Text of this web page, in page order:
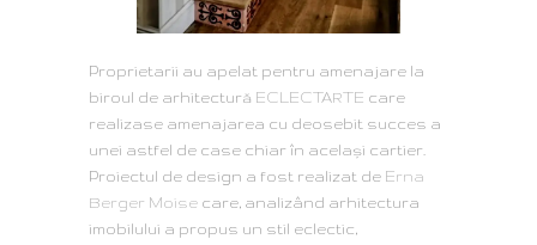
Proprietarii au apelat pentru amenajare la
biroul de arhitectură ECLECTARTE care
realizase amenajarea cu deosebit succes a
unei astfel de case chiar în acelaşi cartier.
Proiectul de design a fost realizat de Erna
Berger Moise care, analizând arhitectura
imobilului a propus un stil eclectic,